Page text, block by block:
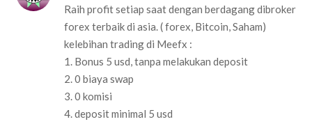
Raih profit setiap saat dengan berdagang dibroker
forex terbaik di asia. ( forex, Bitcoin, Saham)
kelebihan trading di Meefx :
1. Bonus 5 usd, tanpa melakukan deposit
2. 0 biaya swap
3. 0 komisi
4. deposit minimal 5 usd